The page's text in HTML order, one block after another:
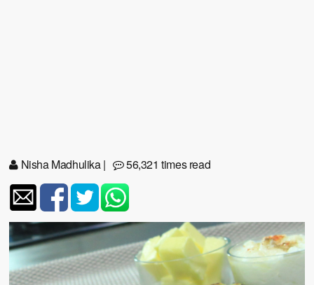
Nisha Madhulika| 56,321 times read